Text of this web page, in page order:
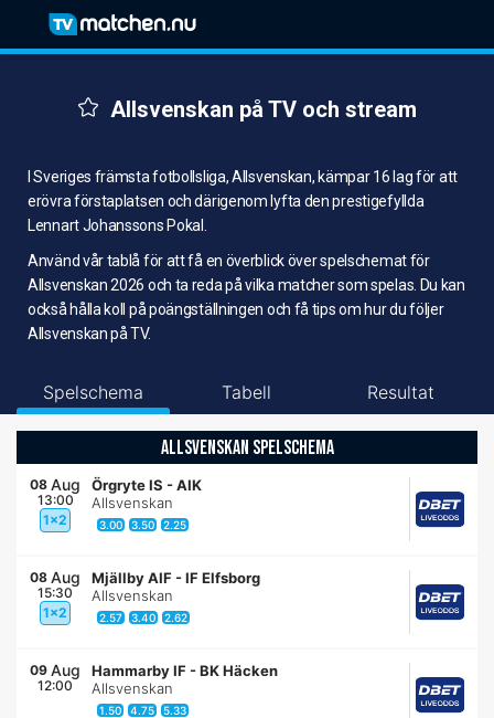
Allsvenskan på TV och stream
I Sveriges främsta fotbollsliga, Allsvenskan, kämpar 16 lag för att
erövra förstaplatsen och därigenom lyfta den prestigefyllda
Lennart Johanssons Pokal.
Använd vår tablå för att få en överblick över spelschemat för
Allsvenskan 2026 och ta reda på vilka matcher som spelas. Du kan
också hålla koll på poängställningen och få tips om hur du följer
Allsvenskan på TV.
Spelschema Tabell Resultat
ALLSVENSKAN SPELSCHEMA
08 Aug
13:00
1x2
Örgryte IS -AIK
Allsvenskan
3.00 3.50 2.25
08 Aug
15:30
1x2
Mjällby AIF -IF Elfsborg
Allsvenskan
2.57 3.40 2.62
09 Aug
12:00
Hammarby IF -BK Häcken
Allsvenskan
1.50 4.75 5.33